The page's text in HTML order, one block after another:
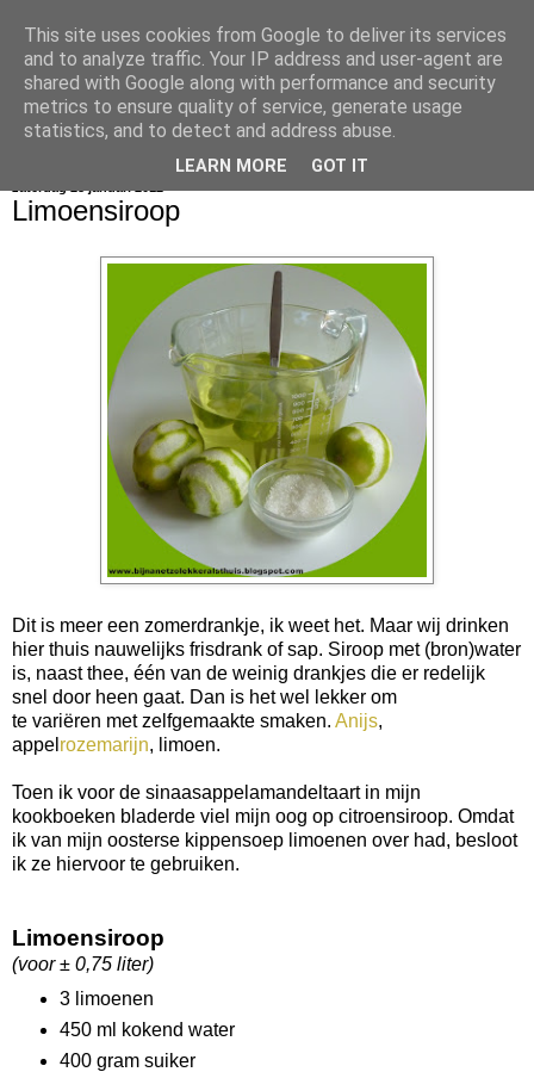
bijna net zo lekker als thuis
Limoensiroop
Dit is meer een zomerdrankje, ik weet het. Maar wij drinken
hier thuis nauwelijks frisdrank of sap. Siroop met (bron)water
is, naast thee, één van de weinig drankjes die er redelijk
snel door heen gaat. Dan is het wel lekker om
te variëren met zelfgemaakte smaken. Anijs,
appel rozemarijn, limoen.
Toen ik voor de sinaasappelamandeltaart in mijn
kookboeken bladerde viel mijn oog op citroensiroop. Omdat
ik van mijn oosterse kippensoep limoenen over had, besloot
ik ze hiervoor te gebruiken.
Limoensiroop
(voor ± 0,75 liter)
3 limoenen
450 ml kokend water
400 gram suiker
This site uses cookies from Google to deliver its services
and to analyze traffic. Your IP address and user-agent are
shared with Google along with performance and security
metrics to ensure quality of service, generate usage
statistics, and to detect and address abuse.
LEARN MORE GOT IT